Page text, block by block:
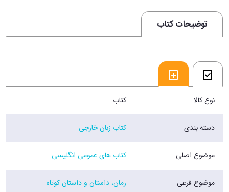
توضیحات کتاب
نوع کالا کتاب
دسته بندی کتاب زبان خارجی
موضوع اصلی کتاب های عمومی انگلیسی
موضوع فرعی رمان، داستان و داستان کوتاه